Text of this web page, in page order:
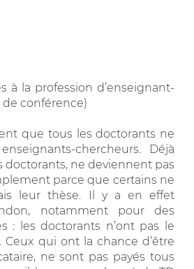
à la profession d’enseignant-
conférence)
que tous les doctorants ne
chercheurs. Déjà
doctorants, ne deviennent pas
parce que certains ne
leur thèse. Il y a en effet
notamment pour des
: les doctorants n’ont pas le
Ceux qui ont la chance d’être
ne sont pas payés tous